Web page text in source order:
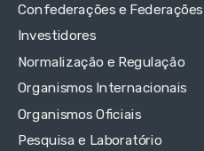
Confederações e Federações
Investidores
Normalização e Regulação
Organismos Internacionais
Organismos Oficiais
Pesquisa e Laboratório